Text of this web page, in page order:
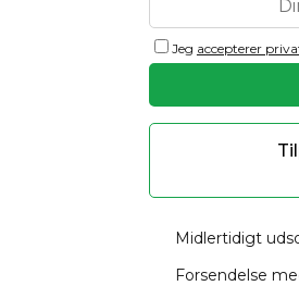
Jeg accepterer
Midlertidigt
Forsendelse